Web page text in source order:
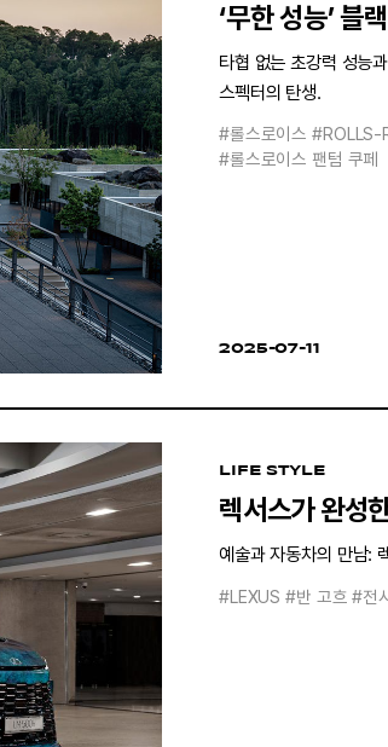
‘무한 성능’ 블
타협 없는 초강력 성능
스펙터의 탄생.
#롤스로이스 #ROLLS-
#롤스로이스 팬텀 쿠페
2025-07-11
LIFE STYLE
렉서스가 완성
예술과 자동차의 만남:
#LEXUS #반 고흐 #전